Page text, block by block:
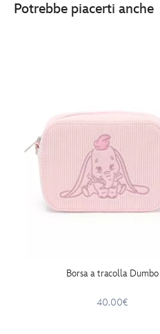
http://schema.org/InStock
Potrebbe piacerti anche
Borsa a tracolla Dumbo
40.00€